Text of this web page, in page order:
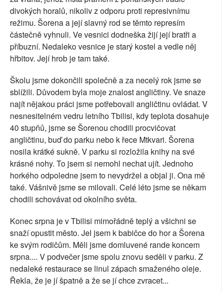
divokých horalů, nikoliv z odporu proti represivnímu
režimu. Šorena a její slavný rod se těmto represím
částečně vyhnuli. Ve vesnici dodneška žijí její bratři a
příbuzní. Nedaleko vesnice je starý kostel a vedle něj
hřbitov. Její hrob je tam také.
Školu jsme dokončili společně a za necelý rok jsme se
sblížili. Důvodem byla moje znalost angličtiny. Ve snaze
najít nějakou práci jsme potřebovali angličtinu ovládat. V
nesnesitelném vedru letního Tbilisi, kdy teplota dosahuje
40 stupňů, jsme se Šorenou chodili procvičovat
angličtinu, buď do parku nebo k řece Mtkvari. Šorena
nosila krátké sukně. V parku si rozložila knihy na své
krásné nohy. To jsem si nemohl nechat ujít. Jednoho
horkého odpoledne jsem to nevydržel a objal ji. Ona mě
také. Vášnivě jsme se milovali. Celé léto jsme se někam
chodili schovávat od okolního světa.
Konec srpna je v Tbilisi mimořádně teplý a všichni se
snaží opustit město. Jel jsem k babičce do hor a Šorena
ke svým rodičům. Měli jsme domluvené rande koncem
srpna.... V podvečer jsme spolu znovu seděli v parku. Z
nedaleké restaurace se linul zápach smaženého oleje.
Řekla, že je jí špatně a že se jí chce zvracet...